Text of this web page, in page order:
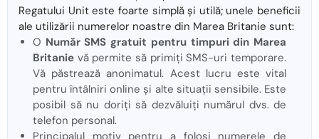
Regatului Unit este foarte simplă și utilă; unele beneficii
ale utilizării numerelor noastre din Marea Britanie sunt:
O Număr SMS gratuit pentru timpuri din Marea
Britanie vă permite să primiți SMS-uri temporare.
Vă păstrează anonimatul. Acest lucru este vital
pentru întâlniri online și alte situații sensibile. Este
posibil să nu doriți să dezvăluiți numărul dvs. de
telefon personal.